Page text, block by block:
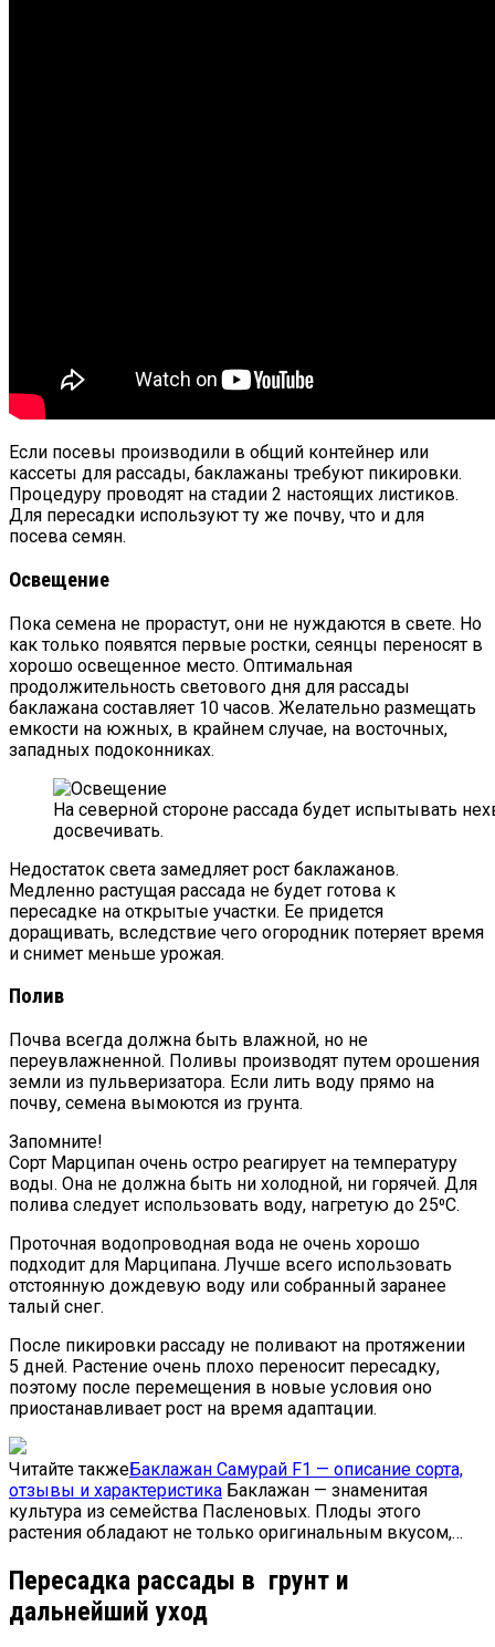
Если посевы производили в общий контейнер или
кассеты для рассады, баклажаны требуют пикировки.
Процедуру проводят на стадии 2 настоящих листиков.
Для пересадки используют ту же почву, что и для
посева семян.
Освещение
Пока семена не прорастут, они не нуждаются в свете. Но
как только появятся первые ростки, сеянцы переносят в
хорошо освещенное место. Оптимальная
продолжительность светового дня для рассады
баклажана составляет 10 часов. Желательно размещать
емкости на южных, в крайнем случае, на восточных,
западных подоконниках.
На северной стороне рассада будет испытывать
досвечивать.
Недостаток света замедляет рост баклажанов.
Медленно растущая рассада не будет готова к
пересадке на открытые участки. Ее придется
доращивать, вследствие чего огородник потеряет время
и снимет меньше урожая.
Полив
Почва всегда должна быть влажной, но не
переувлажненной. Поливы производят путем орошения
земли из пульверизатора. Если лить воду прямо на
почву, семена вымоются из грунта.
Запомните!
Сорт Марципан очень остро реагирует на температуру
воды. Она не должна быть ни холодной, ни горячей. Для
полива следует использовать воду, нагретую до 25⁰С.
Проточная водопроводная вода не очень хорошо
подходит для Марципана. Лучше всего использовать
отстоянную дождевую воду или собранный заранее
талый снег.
После пикировки рассаду не поливают на протяжении
5 дней. Растение очень плохо переносит пересадку,
поэтому после перемещения в новые условия оно
приостанавливает рост на время адаптации.
Читайте такжеБаклажан Самурай F1 — описание сорта,
отзывы и характеристика Баклажан — знаменитая
культура из семейства Пасленовых. Плоды этого
растения обладают не только оригинальным вкусом,…
Пересадка рассады в грунт и
дальнейший уход